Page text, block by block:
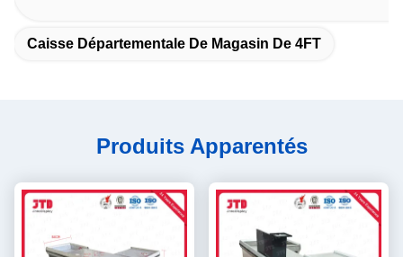
Caisse Départementale De Magasin De 4FT
Produits Apparentés